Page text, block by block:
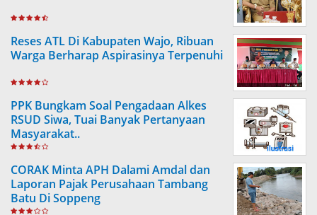
Reses ATL Di Kabupaten Wajo, Ribuan
Warga Berharap Aspirasinya Terpenuhi
PPK Bungkam Soal Pengadaan Alkes
RSUD Siwa, Tuai Banyak Pertanyaan
Masyarakat..
CORAK Minta APH Dalami Amdal dan
Laporan Pajak Perusahaan Tambang
Batu Di Soppeng